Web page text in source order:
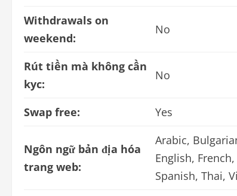
Withdrawals on
weekend:
No
Rút tiền mà không cần
kyc:
No
Swap free: Yes
Ngôn ngữ bản địa hóa
trang web:
Arabic,
English,
Spanish, Thai,